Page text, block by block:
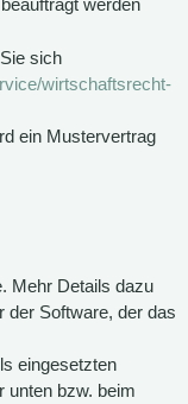
werden
sich
wirtschaftsrecht-
ein Mustervertrag
Mehr Details dazu
der Software, der das
eingesetzten
unten bzw. beim